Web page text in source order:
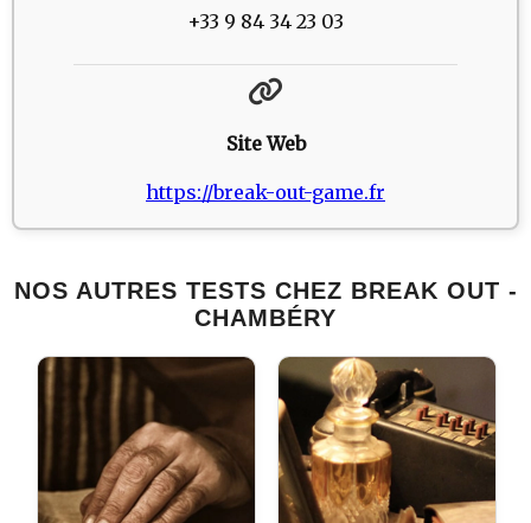
+33 9 84 34 23 03
Site Web
https://break-out-game.fr
NOS AUTRES TESTS CHEZ BREAK OUT -
CHAMBÉRY